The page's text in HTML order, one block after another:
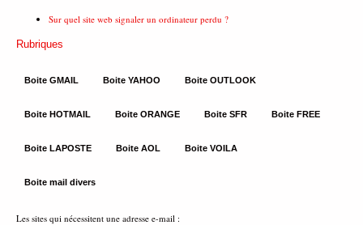
Sur quel site web signaler un ordinateur perdu ?
Rubriques
Boite GMAIL Boite YAHOO Boite OUTLOOK
Boite HOTMAIL Boite ORANGE Boite SFR Boite FREE
Boite LAPOSTE Boite AOL Boite VOILA
Boite mail divers
Les sites qui nécessitent une adresse e-mail :